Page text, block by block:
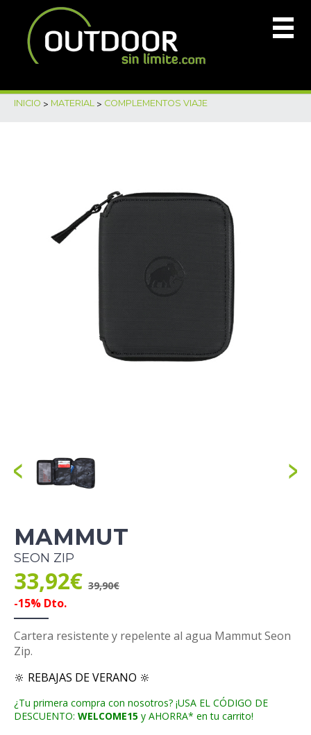
INICIO > MATERIAL > COMPLEMENTOS VIAJE
MAMMUT
SEON ZIP
33,92€ 39,90€
-15% Dto.
Cartera resistente y repelente al agua Mammut Seon
Zip.
🔆 REBAJAS DE VERANO 🔆
¿Tu primera compra con nosotros? ¡USA EL CÓDIGO DE
DESCUENTO: WELCOME15 y AHORRA* en tu carrito!